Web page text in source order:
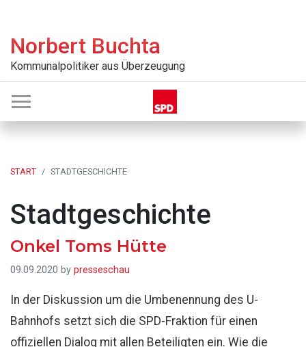
springen
main
content
springen
springen
Norbert Buchta
Kommunalpolitiker aus Überzeugung
START STADTGESCHICHTE
Stadtgeschichte
Onkel Toms Hütte
09.09.2020 by presseschau
In der Diskussion um die Umbenennung des U-
Bahnhofs setzt sich die SPD-Fraktion für einen
offiziellen Dialog mit allen Beteiligten ein. Wie die